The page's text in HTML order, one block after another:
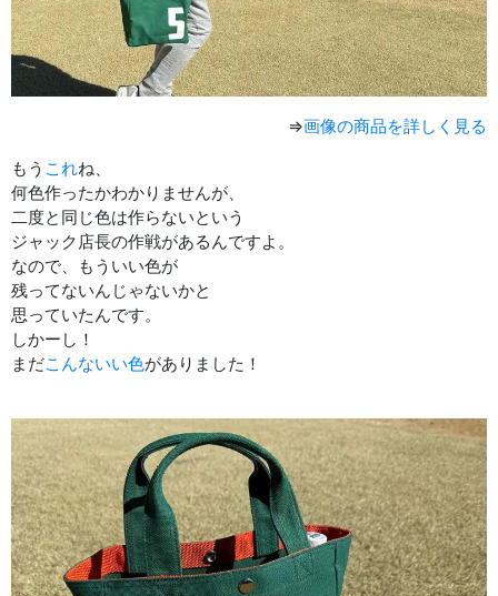
⇒画像の商品を詳しく見る
もう これね、
何色作ったかわかりませんが、
二度と同じ色は作らないという
ジャック店長の作戦があるんですよ。
なので、もういい色が
残ってないんじゃないかと
思っていたんです。
しかーし！
まだこんないい色がありました！